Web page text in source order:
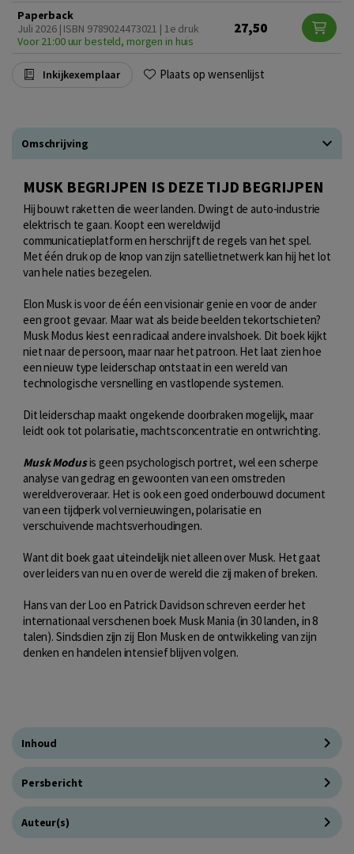
Paperback
Juli 2026 | ISBN 9789024473021 | 1e druk
Voor 21:00 uur besteld, morgen in huis
27,50
Inkijkexemplaar Plaats op wensenlijst
Omschrijving
MUSK BEGRIJPEN IS DEZE TIJD BEGRIJPEN
Hij bouwt raketten die weer landen. Dwingt de auto-industrie
elektrisch te gaan. Koopt een wereldwijd
communicatieplatform en herschrijft de regels van het spel.
Met één druk op de knop van zijn satellietnetwerk kan hij het lot
van hele naties bezegelen.
Elon Musk is voor de één een visionair genie en voor de ander
een groot gevaar. Maar wat als beide beelden tekortschieten?
Musk Modus kiest een radicaal andere invalshoek. Dit boek kijkt
niet naar de persoon, maar naar het patroon. Het laat zien hoe
een nieuw type leiderschap ontstaat in een wereld van
technologische versnelling en vastlopende systemen.
Dit leiderschap maakt ongekende doorbraken mogelijk, maar
leidt ook tot polarisatie, machtsconcentratie en ontwrichting.
Musk Modusis geen psychologisch portret, wel een scherpe
analyse van gedrag en gewoonten van een omstreden
wereldveroveraar. Het is ook een goed onderbouwd document
van een tijdperk vol vernieuwingen, polarisatie en
verschuivende machtsverhoudingen.
Want dit boek gaat uiteindelijk niet alleen over Musk. Het gaat
over leiders van nu en over de wereld die zij maken of breken.
Hans van der Loo en Patrick Davidson schreven eerder het
internationaal verschenen boek Musk Mania (in 30 landen, in 8
talen). Sindsdien zijn zij Elon Musk en de ontwikkeling van zijn
denken en handelen intensief blijven volgen.
Inhoud
Persbericht
Auteur(s)